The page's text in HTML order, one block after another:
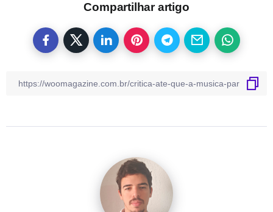
Compartilhar artigo